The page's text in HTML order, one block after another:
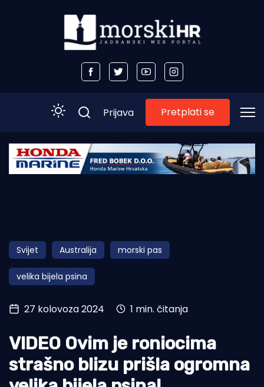
Početna
Obala
Otoci
Turizam i nautika
Pomorstvo
Ekologija
Tradicija i kultura
Prijava Pretplati se
Svijet Australija morski pas
velika bijela psina
27 kolovoza 2024 1 min. čitanja
VIDEO Ovim je roniocima
strašno blizu prišla ogromna